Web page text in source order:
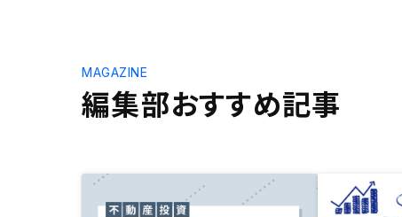
編集部おすすめ記事
MAGAZINE